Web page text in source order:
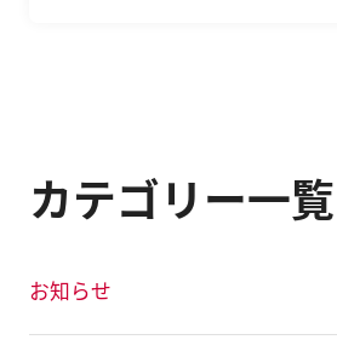
カテゴリー一覧
お知らせ